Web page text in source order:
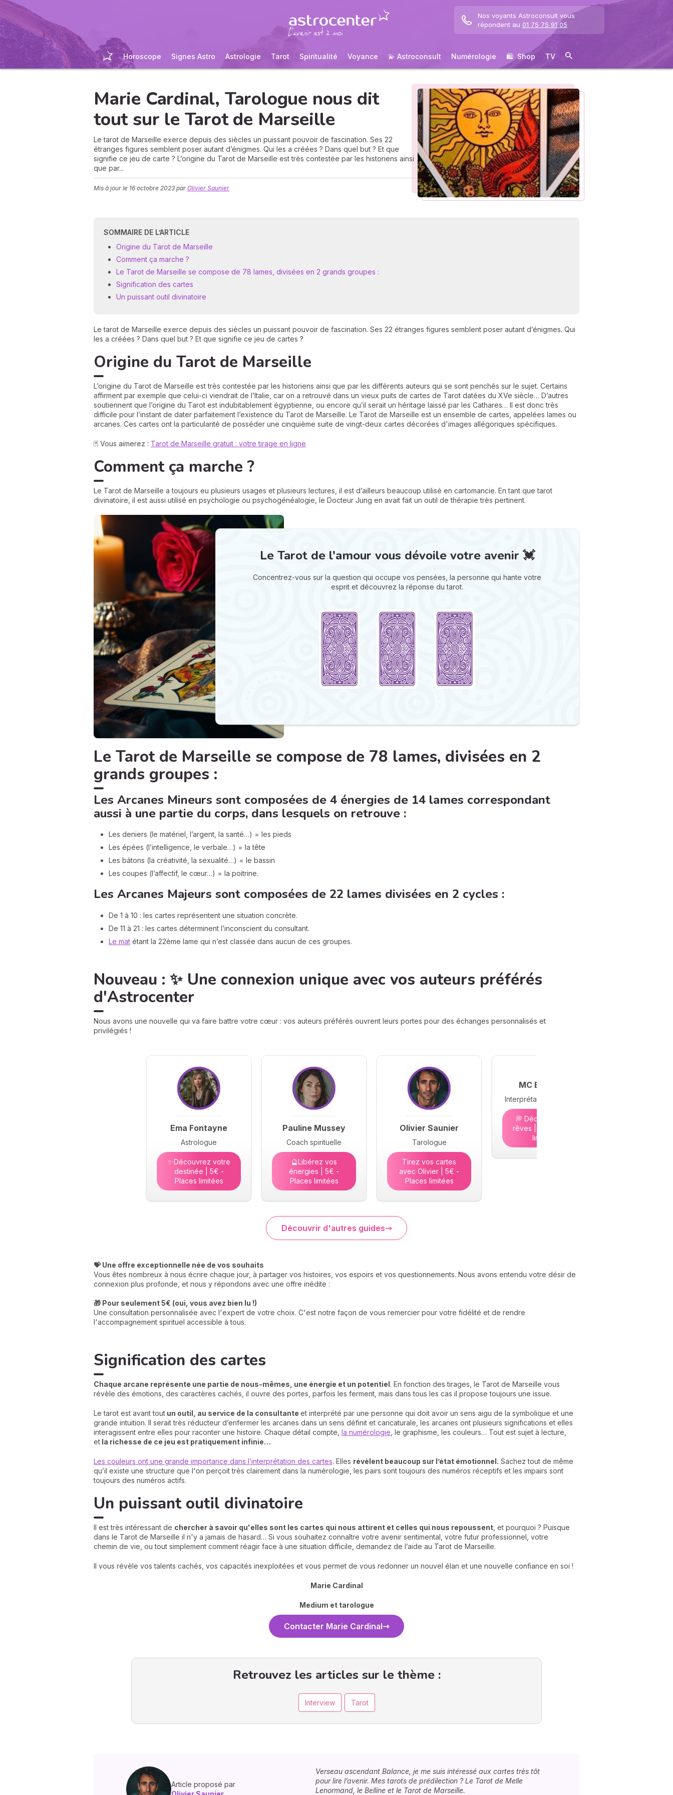
Nos voyants Astroconsult vous
répondent au 01 75 75 91 05
Horoscope Signes Astro Astrologie Tarot Spiritualité Voyance 💫 Astroconsult Numérologie 🛍 ️ Shop TV
Marie Cardinal, Tarologue nous dit
tout sur le Tarot de Marseille
Le tarot de Marseille exerce depuis des siècles un puissant pouvoir de fascination. Ses 22
étranges figures semblent poser autant d’énigmes. Qui les a créées ? Dans quel but ? Et que
signifie ce jeu de carte ? L’origine du Tarot de Marseille est très contestée par les historiens ainsi
que par...
Mis à jour le 16 octobre 2023 par Olivier Saunier
SOMMAIRE DE L’ARTICLE
Origine du Tarot de Marseille
Comment ça marche ?
Le Tarot de Marseille se compose de 78 lames, divisées en 2 grands groupes :
Signification des cartes
Un puissant outil divinatoire
Le tarot de Marseille exerce depuis des siècles un puissant pouvoir de fascination. Ses 22 étranges figures semblent poser autant d’énigmes. Qui
les a créées ? Dans quel but ? Et que signifie ce jeu de cartes ?
Origine du Tarot de Marseille
L’origine du Tarot de Marseille est très contestée par les historiens ainsi que par les différents auteurs qui se sont penchés sur le sujet. Certains
affirment par exemple que celui-ci viendrait de l’Italie, car on a retrouvé dans un vieux puits de cartes de Tarot datées du XVe siècle… D’autres
soutiennent que l’origine du Tarot est indubitablement égyptienne, ou encore qu’il serait un héritage laissé par les Cathares… Il est donc très
difficile pour l’instant de dater parfaitement l’existence du Tarot de Marseille. Le Tarot de Marseille est un ensemble de cartes, appelées lames ou
arcanes. Ces cartes ont la particularité de posséder une cinquième suite de vingt-deux cartes décorées d'images allégoriques spécifiques.
🃏 Vous aimerez : Tarot de Marseille gratuit : votre tirage en ligne
Comment ça marche ?
Le Tarot de Marseille a toujours eu plusieurs usages et plusieurs lectures, il est d’ailleurs beaucoup utilisé en cartomancie. En tant que tarot
divinatoire, il est aussi utilisé en psychologie ou psychogénéalogie, le Docteur Jung en avait fait un outil de thérapie très pertinent.
Le Tarot de l'amour vous dévoile votre avenir 💓
Concentrez-vous sur la question qui occupe vos pensées, la personne qui hante votre
esprit et découvrez la réponse du tarot.
Le Tarot de Marseille se compose de 78 lames, divisées en 2
grands groupes :
Les Arcanes Mineurs sont composées de 4 énergies de 14 lames correspondant
aussi à une partie du corps, dans lesquels on retrouve :
Les deniers (le matériel, l’argent, la santé…) = les pieds
Les épées (l’intelligence, le verbale…) = la tête
Les bâtons (la créativité, la sexualité…) = le bassin
Les coupes (l’affectif, le cœur…) = la poitrine.
Les Arcanes Majeurs sont composées de 22 lames divisées en 2 cycles :
De 1 à 10 : les cartes représentent une situation concrète.
De 11 à 21 : les cartes déterminent l’inconscient du consultant.
Le mat étant la 22ème lame qui n’est classée dans aucun de ces groupes.
Nouveau : ✨ Une connexion unique avec vos auteurs préférés
d'Astrocenter
Nous avons une nouvelle qui va faire battre votre cœur : vos auteurs préférés ouvrent leurs portes pour des échanges personnalisés et
privilégiés !
Ema Fontayne
Astrologue
✨Découvrez votre
destinée | 5€ -
Places limitées
Pauline Mussey
Coach spirituelle
🔮Libérez vos
énergies | 5€ -
Places limitées
Olivier Saunier
Tarologue
Tirez vos cartes
avec Olivier | 5€ -
Places limitées
MC Bramond
Interprétation des rêves
💭 Décryptez vos
rêves | 5€ - Places
limitées
Découvrir d'autres guides
💝 Une offre exceptionnelle née de vos souhaits
Vous êtes nombreux à nous écrire chaque jour, à partager vos histoires, vos espoirs et vos questionnements. Nous avons entendu votre désir de
connexion plus profonde, et nous y répondons avec une offre inédite :
🎁 Pour seulement 5€ (oui, vous avez bien lu !)
Une consultation personnalisée avec l'expert de votre choix. C'est notre façon de vous remercier pour votre fidélité et de rendre
l'accompagnement spirituel accessible à tous.
Signification des cartes
Chaque arcane représente une partie de nous-mêmes, une énergie et un potentiel. En fonction des tirages, le Tarot de Marseille vous
révèle des émotions, des caractères cachés, il ouvre des portes, parfois les ferment, mais dans tous les cas il propose toujours une issue.
Le tarot est avant tout un outil, au service de la consultante et interprété par une personne qui doit avoir un sens aigu de la symbolique et une
grande intuition. Il serait très réducteur d’enfermer les arcanes dans un sens définit et caricaturale, les arcanes ont plusieurs significations et elles
interagissent entre elles pour raconter une histoire. Chaque détail compte, la numérologie , le graphisme, les couleurs… Tout est sujet à lecture,
et la richesse de ce jeu est pratiquement infinie…
Les couleurs ont une grande importance dans l’interprétation des cartes. Elles révèlent beaucoup sur l’état émotionnel. Sachez tout de même
qu’il existe une structure que l'on perçoit très clairement dans la numérologie, les pairs sont toujours des numéros réceptifs et les impairs sont
toujours des numéros actifs.
Un puissant outil divinatoire
Il est très intéressant de chercher à savoir qu'elles sont les cartes qui nous attirent et celles qui nous repoussent , et pourquoi ? Puisque
dans le Tarot de Marseille il n'y a jamais de hasard… Si vous souhaitez connaître votre avenir sentimental, votre futur professionnel, votre
chemin de vie, ou tout simplement comment réagir face à une situation difficile, demandez de l’aide au Tarot de Marseille.
Il vous révèle vos talents cachés, vos capacités inexploitées et vous permet de vous redonner un nouvel élan et une nouvelle confiance en soi !
Marie Cardinal
Medium et tarologue
Contacter Marie Cardinal
Retrouvez les articles sur le thème :
Interview Tarot
Article proposé par
Verseau ascendant Balance, je me suis intéressé aux cartes très tôt
pour lire l’avenir. Mes tarots de prédilection ? Le Tarot de Melle
Lenormand, le Belline et le Tarot de Marseille.